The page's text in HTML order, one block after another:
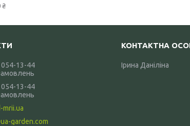
₴
054-13-44
054-13-44
mrii.ua
garden.com
Ірина Даніліна